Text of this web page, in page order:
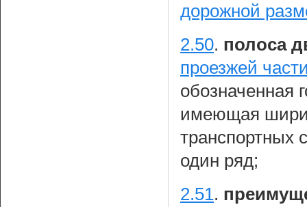
дорожной
2.50. полоса
проезжей
обозначенная
имеющая
транспортных
один ряд;
2.51.